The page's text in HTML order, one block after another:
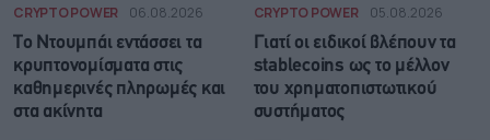
CRYPTO POWER 06.08.2026
Το Ντουμπάι εντάσσει τα
κρυπτονομίσματα στις
καθημερινές πληρωμές και
στα ακίνητα
CRYPTO POWER 05.08.2026
Γιατί οι ειδικοί βλέπουν τα
stablecoins ως το μέλλον
του χρηματοπιστωτικού
συστήματος